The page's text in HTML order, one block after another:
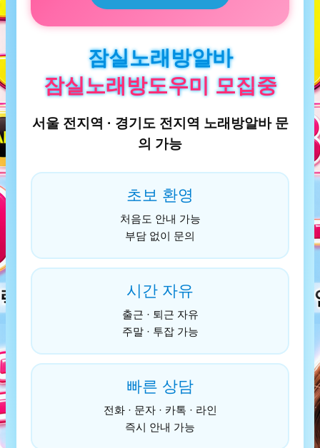
잠실노래방알바
잠실노래방도우미 모집중
서울 전지역 · 경기도 전지역 노래방알바 문
의 가능
초보 환영
처음도 안내 가능
부담 없이 문의
시간 자유
출근 · 퇴근 자유
주말 · 투잡 가능
빠른 상담
전화 · 문자 · 카톡 · 라인
즉시 안내 가능